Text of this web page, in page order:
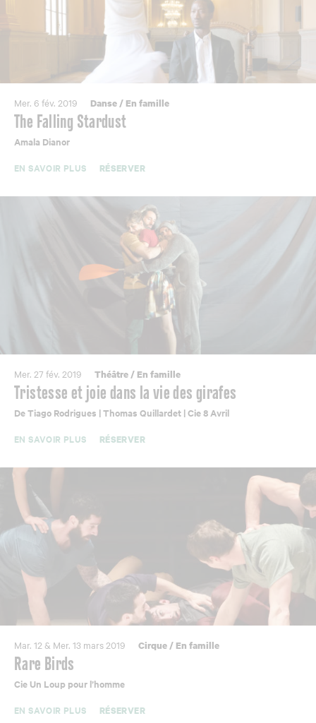
Mer. 6 fév. 2019 Danse/ En famille
The Falling Stardust
Amala Dianor
EN SAVOIR PLUS
RÉSERVER
Mer. 27 fév. 2019 Théâtre/ En famille
Tristesse et joie dans la vie des girafes
De Tiago Rodrigues | Thomas Quillardet | Cie 8 Avril
EN SAVOIR PLUS
RÉSERVER
Mar. 12 & Mer. 13 mars 2019 Cirque/ En famille
Rare Birds
Cie Un Loup pour l’homme
EN SAVOIR PLUS
RÉSERVER